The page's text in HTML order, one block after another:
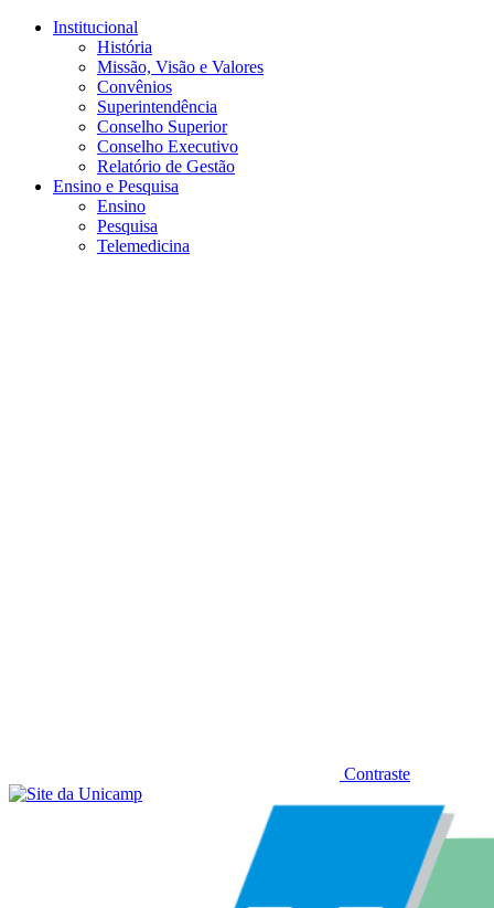
Conteúdo principal
Institucional
História
Missão, Visão e Valores
Convênios
Superintendência
Conselho Superior
Conselho Executivo
Relatório de Gestão
Ensino e Pesquisa
Ensino
Pesquisa
Telemedicina
Contraste